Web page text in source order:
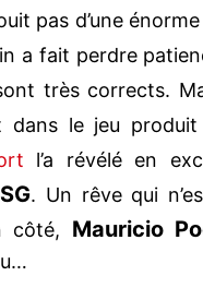
pas d’une
a fait perdre
très corrects.
dans le jeu
l’a révélé en
. Un rêve qui
côté, Mauricio